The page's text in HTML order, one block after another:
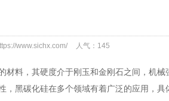
www.sichx.com/ 人气： 145
料，其硬度介于刚玉和金刚石之间，机械
黑碳化硅在多个领域有着广泛的应用，具